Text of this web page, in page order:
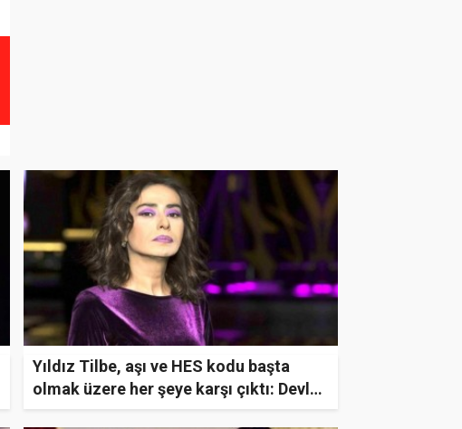
Yıldız Tilbe, aşı ve HES kodu başta
olmak üzere her şeye karşı çıktı: Devlet
dahi yaptıramaz